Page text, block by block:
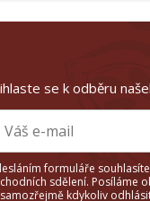
se k odběru
formuláře
sdělení. Posíláme
kdykoliv